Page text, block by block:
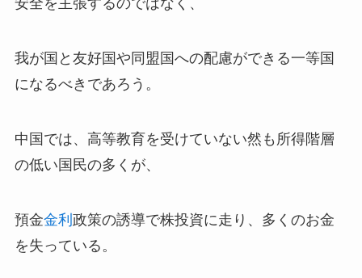
安全を主張するのではなく、
我が国と友好国や同盟国への配慮ができる一等国
になるべきであろう。
中国では、高等教育を受けていない然も所得階層
の低い国民の多くが、
預金金利 政策の誘導で株投資に走り、多くのお金
を失っている。